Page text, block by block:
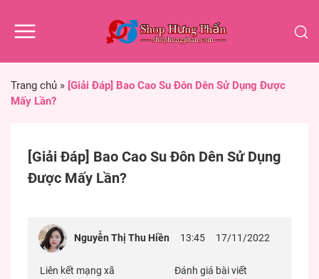
Trang chủ » [Giải Đáp] Bao Cao Su Đôn Dên Sử Dụng Được
Mấy Lần?
[Giải Đáp] Bao Cao Su Đôn Dên Sử Dụng
Được Mấy Lần?
Nguyễn Thị Thu Hiền 13:45 17/11/2022
Liên kết mạng xã
Đánh giá bài viết